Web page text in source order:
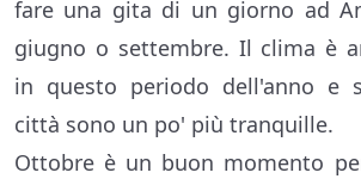
fare una gita di un giorno ad
giugno o settembre. Il clima è
in questo periodo dell'anno e
città sono un po' più tranquille.
Ottobre è un buon momento